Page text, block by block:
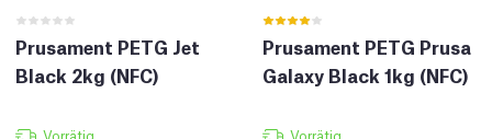
Prusament PETG Jet
Black 2kg (NFC)
Vorrätig
Prusament PETG Prusa
Galaxy Black 1kg (NFC)
Vorrätig